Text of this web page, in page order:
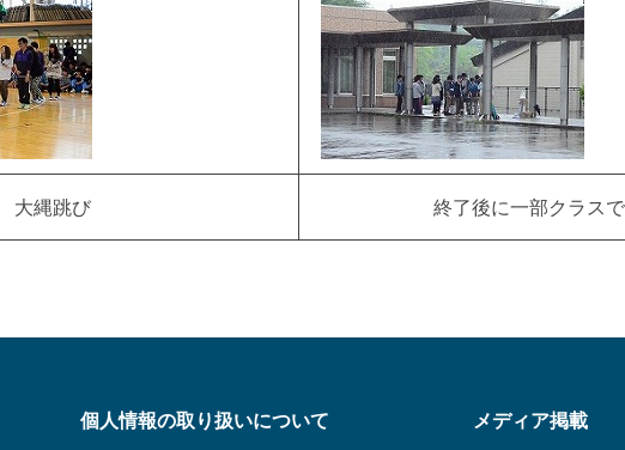
大縄跳び 終了後に一部クラス
個人情報の取り扱いについて メディア掲載